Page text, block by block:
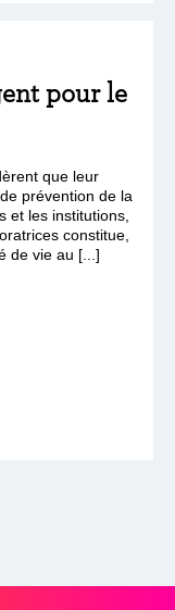
pour le
que leur
prévention de la
et les institutions,
constitue,
de vie au [...]